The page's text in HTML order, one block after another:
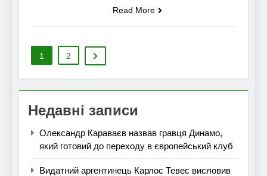
Read More
1 2
Недавні записи
Олександр Караваєв назвав гравця Динамо,
який готовий до переходу в європейський клуб
Видатний аргентинець Карлос Тевес висловив